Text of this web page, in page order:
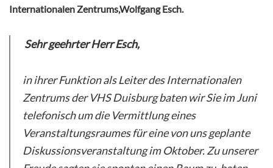
Internationalen Zentrums,Wolfgang Esch.
Sehr geehrter Herr Esch,
in ihrer Funktion als Leiter des Internationalen
Zentrums der VHS Duisburg baten wir Sie im Juni
telefonisch um die Vermittlung eines
Veranstaltungsraumes für eine von uns geplante
Diskussionsveranstaltung im Oktober. Zu unserer